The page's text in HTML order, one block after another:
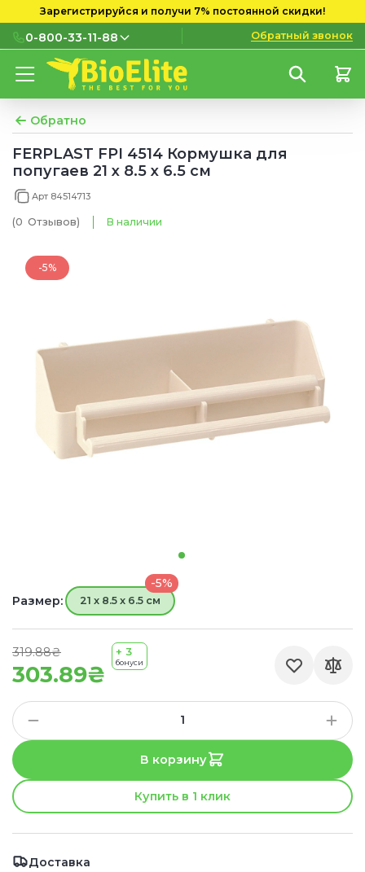
Зарегистрируйся и получи 7% постоянной скидки!
0-800-33-11-88
0-800-33-11-88
мобильных номеров
(097) 133 11 88
(095) 133 11 88
Обратный звонок
Обратно
FERPLAST FPI 4514 Кормушка для
попугаев 21 x 8.5 x 6.5 см
Арт 84514713
(0 Отзывов) В наличии
-5%
303.89₴
319.88₴ + 3
бонуси
Размер:
-5%
21 x 8.5 x 6.5 см
В корзину
Купить в 1 клик
Доставка